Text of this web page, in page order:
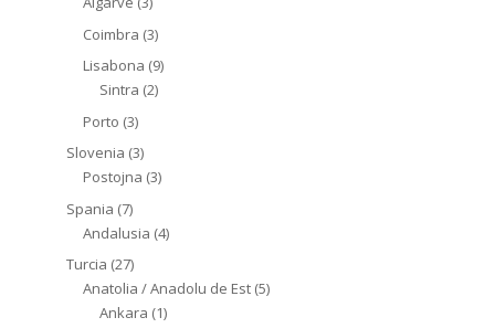
Coimbra (3)
Lisabona (9)
Sintra (2)
Porto (3)
Slovenia (3)
Postojna (3)
Spania (7)
Andalusia (4)
Turcia (27)
Anatolia / Anadolu de Est(5)
Ankara (1)